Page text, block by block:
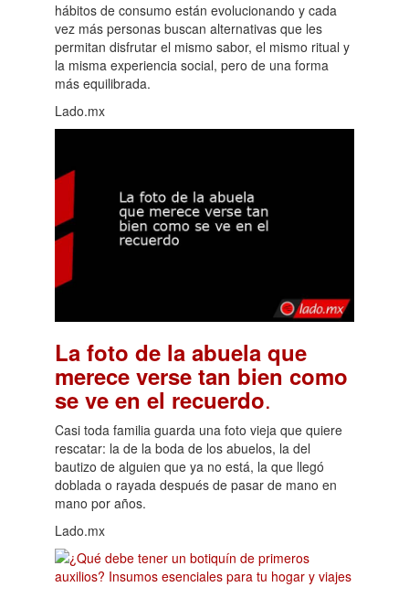
hábitos de consumo están evolucionando y cada
vez más personas buscan alternativas que les
permitan disfrutar el mismo sabor, el mismo ritual y
la misma experiencia social, pero de una forma
más equilibrada.
Lado.mx
La foto de la abuela que
merece verse tan bien como
se ve en el recuerdo.
Casi toda familia guarda una foto vieja que quiere
rescatar: la de la boda de los abuelos, la del
bautizo de alguien que ya no está, la que llegó
doblada o rayada después de pasar de mano en
mano por años.
Lado.mx